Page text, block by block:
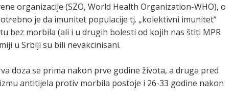
organizacije (SZO, World Health Organization-WHO), o
je da imunitet populacije tj. „kolektivni imunitet“
bez morbila (ali i u drugih bolesti od kojih nas štiti MPR
u Srbiji su bili nevakcinisani.
doza se prima nakon prve godine života, a druga pred
antitijela protiv morbila postoje i 26-33 godine nakon